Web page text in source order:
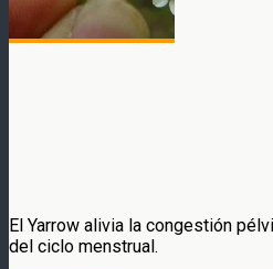
El Yarrow alivia la congestión
del ciclo menstrual.